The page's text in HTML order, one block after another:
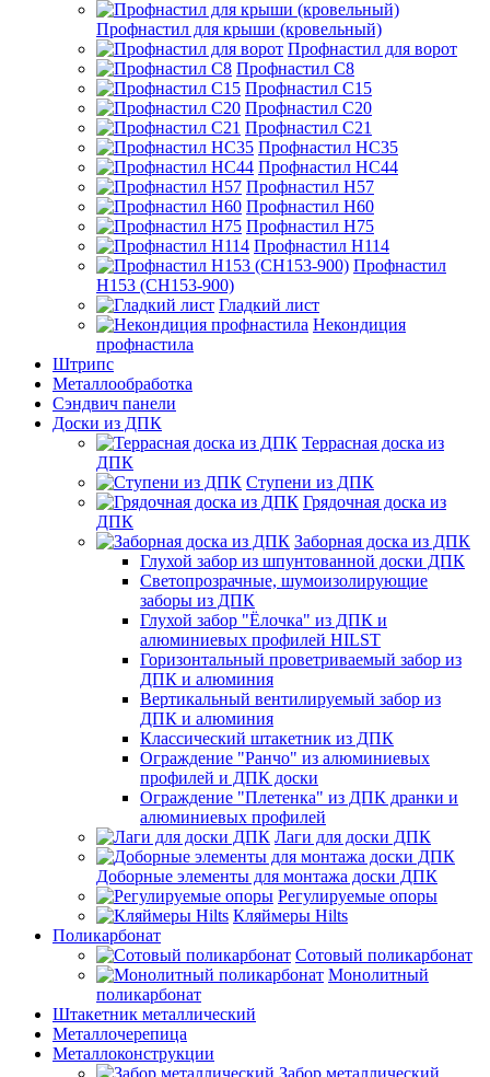
Профнастил для крыши (кровельный)
Профнастил для ворот
Профнастил С8
Профнастил С15
Профнастил С20
Профнастил С21
Профнастил НС35
Профнастил НС44
Профнастил Н57
Профнастил Н60
Профнастил Н75
Профнастил Н114
Профнастил
Н153 (СН153-900)
Гладкий лист
Некондиция
профнастила
Штрипс
Металлообработка
Сэндвич панели
Доски из ДПК
Террасная доска из
ДПК
Ступени из ДПК
Грядочная доска из
ДПК
Заборная доска из ДПК
Глухой забор из шпунтованной доски ДПК
Светопрозрачные, шумоизолирующие
заборы из ДПК
Глухой забор "Ёлочка" из ДПК и
алюминиевых профилей HILST
Горизонтальный проветриваемый забор из
ДПК и алюминия
Вертикальный вентилируемый забор из
ДПК и алюминия
Классический штакетник из ДПК
Ограждение "Ранчо" из алюминиевых
профилей и ДПК доски
Ограждение "Плетенка" из ДПК дранки и
алюминиевых профилей
Лаги для доски ДПК
Доборные элементы для монтажа доски ДПК
Регулируемые опоры
Кляймеры Hilts
Поликарбонат
Сотовый поликарбонат
Монолитный
поликарбонат
Штакетник металлический
Металлочерепица
Металлоконструкции
Забор металлический